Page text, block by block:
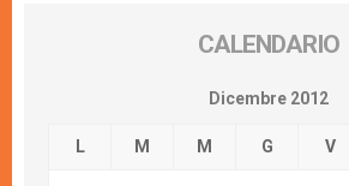
CALENDARIO
Dicembre 2012
L M M G V